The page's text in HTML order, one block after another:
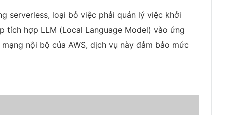
serverless, loại bỏ việc phải quản lý việc khởi
tích hợp LLM (Local Language Model) vào ứng
nội bộ của AWS, dịch vụ này đảm bảo mức